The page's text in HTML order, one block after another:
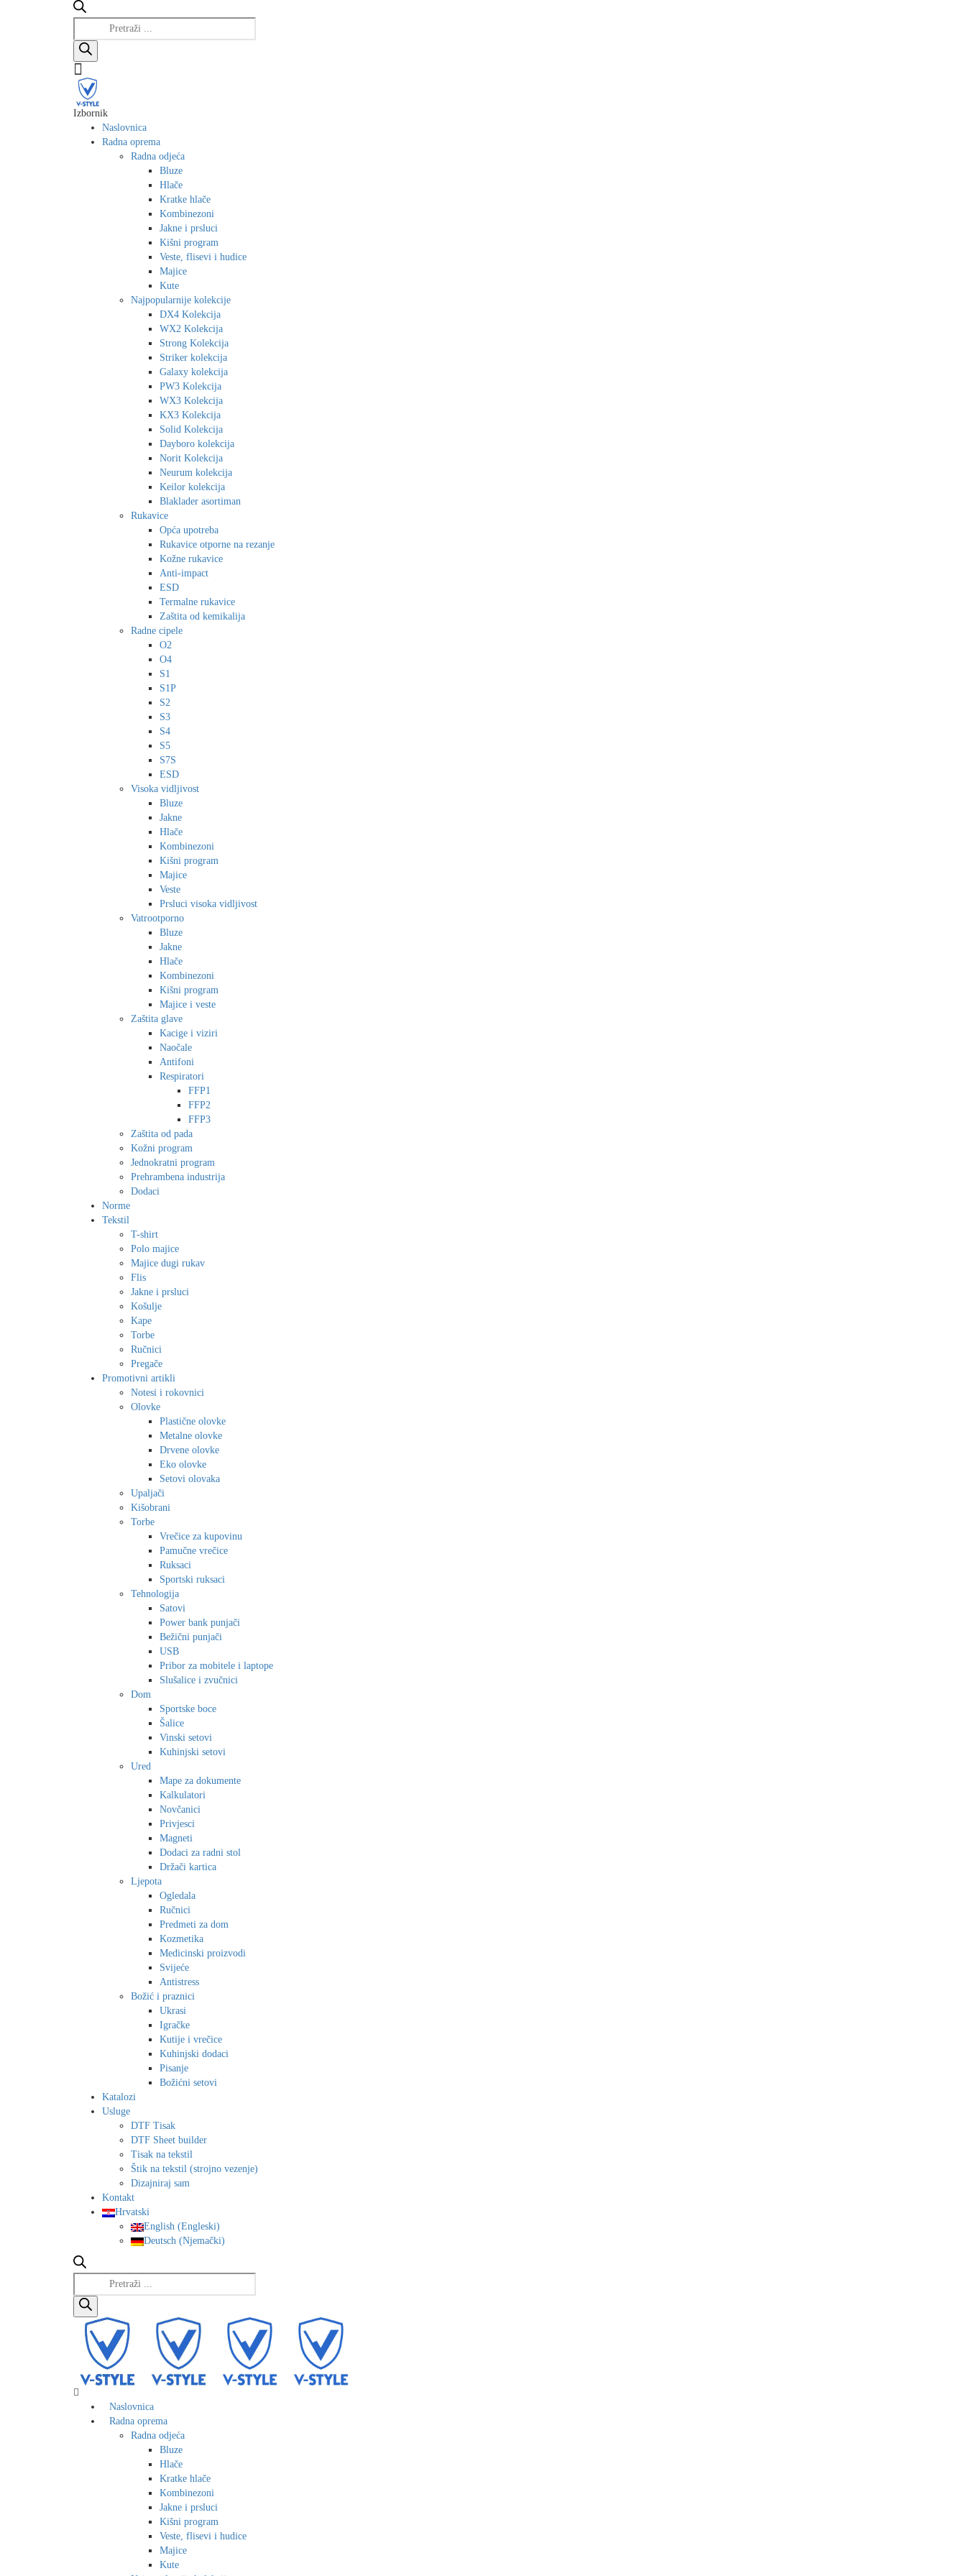
Products
search
Izbornik
Naslovnica
Radna oprema
Radna odjeća
Bluze
Hlače
Kratke hlače
Kombinezoni
Jakne i prsluci
Kišni program
Veste, flisevi i hudice
Majice
Kute
Najpopularnije kolekcije
DX4 Kolekcija
WX2 Kolekcija
Strong Kolekcija
Striker kolekcija
Galaxy kolekcija
PW3 Kolekcija
WX3 Kolekcija
KX3 Kolekcija
Solid Kolekcija
Dayboro kolekcija
Norit Kolekcija
Neurum kolekcija
Keilor kolekcija
Blaklader asortiman
Rukavice
Opća upotreba
Rukavice otporne na rezanje
Kožne rukavice
Anti-impact
ESD
Termalne rukavice
Zaštita od kemikalija
Radne cipele
O2
O4
S1
S1P
S2
S3
S4
S5
S7S
ESD
Visoka vidljivost
Bluze
Jakne
Hlače
Kombinezoni
Kišni program
Majice
Veste
Prsluci visoka vidljivost
Vatrootporno
Bluze
Jakne
Hlače
Kombinezoni
Kišni program
Majice i veste
Zaštita glave
Kacige i viziri
Naočale
Antifoni
Respiratori
FFP1
FFP2
FFP3
Zaštita od pada
Kožni program
Jednokratni program
Prehrambena industrija
Dodaci
Norme
Tekstil
T-shirt
Polo majice
Majice dugi rukav
Flis
Jakne i prsluci
Košulje
Kape
Torbe
Ručnici
Pregače
Promotivni artikli
Notesi i rokovnici
Olovke
Plastične olovke
Metalne olovke
Drvene olovke
Eko olovke
Setovi olovaka
Upaljači
Kišobrani
Torbe
Vrečice za kupovinu
Pamučne vrečice
Ruksaci
Sportski ruksaci
Tehnologija
Satovi
Power bank punjači
Bežični punjači
USB
Pribor za mobitele i laptope
Slušalice i zvučnici
Dom
Sportske boce
Šalice
Vinski setovi
Kuhinjski setovi
Ured
Mape za dokumente
Kalkulatori
Novčanici
Privjesci
Magneti
Dodaci za radni stol
Držači kartica
Ljepota
Ogledala
Ručnici
Predmeti za dom
Kozmetika
Medicinski proizvodi
Svijeće
Antistress
Božić i praznici
Ukrasi
Igračke
Kutije i vrečice
Kuhinjski dodaci
Pisanje
Božićni setovi
Katalozi
Usluge
DTF Tisak
DTF Sheet builder
Tisak na tekstil
Štik na tekstil (strojno vezenje)
Dizajniraj sam
Kontakt
Hrvatski
English (Engleski)
Deutsch (Njemački)
Products
search
Naslovnica
Radna oprema
Radna odjeća
Bluze
Hlače
Kratke hlače
Kombinezoni
Jakne i prsluci
Kišni program
Veste, flisevi i hudice
Majice
Kute